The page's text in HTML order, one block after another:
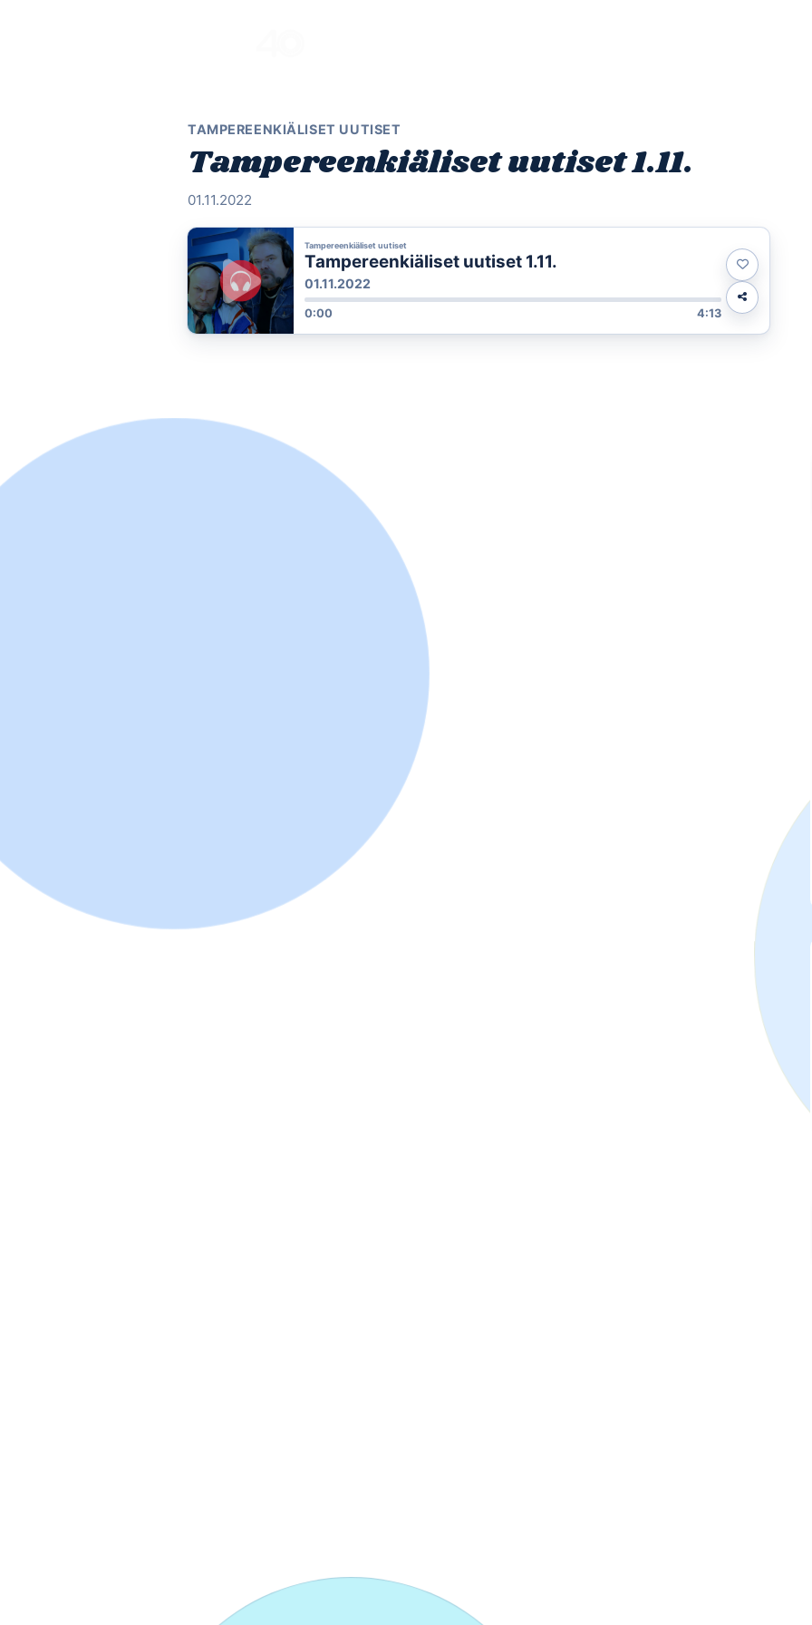
TAMPEREENKIÄLISET UUTISET
Tampereenkiäliset uutiset 1.11.
01.11.2022
Tampereenkiäliset uutiset
Tampereenkiäliset uutiset 1.11.
01.11.2022
0:00 4:13